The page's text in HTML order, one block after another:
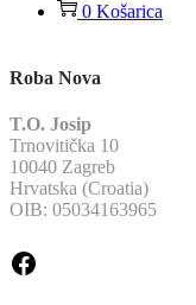
0 Košarica
Roba Nova
T.O. Josip
Trnovitička 10
10040 Zagreb
Hrvatska (Croatia)
OIB: 05034163965
Facebook